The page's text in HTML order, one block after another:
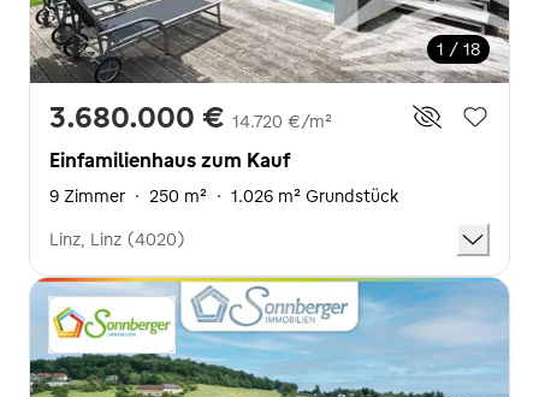
1 / 18
3.680.000 € 14.720 €/m²
Einfamilienhaus zum Kauf
9 Zimmer · 250 m² · 1.026 m² Grundstück
Linz, Linz (4020)